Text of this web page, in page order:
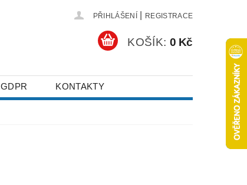
PŘIHLÁŠENÍ REGISTRACE
KOŠÍK: 0 Kč
GDPR KONTAKTY